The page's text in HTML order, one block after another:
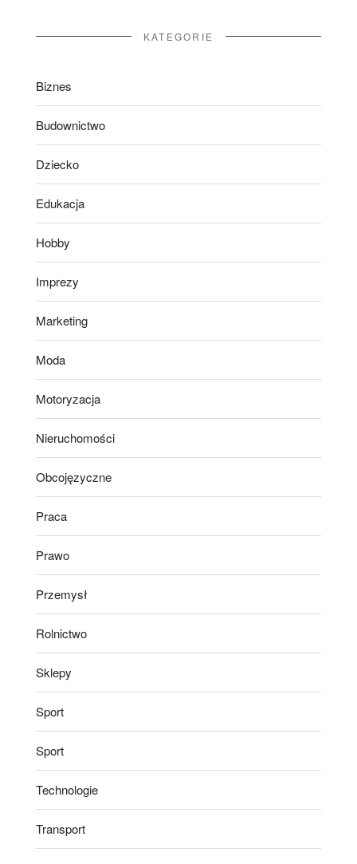
KATEGORIE
Biznes
Budownictwo
Dziecko
Edukacja
Hobby
Imprezy
Marketing
Moda
Motoryzacja
Nieruchomości
Obcojęzyczne
Praca
Prawo
Przemysł
Rolnictwo
Sklepy
Sport
Sport
Technologie
Transport